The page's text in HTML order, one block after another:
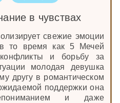
в чувствах
свежие эмоции
в то время как 5 Мечей
и борьбу за
молодая девушка
другу в романтическом
поддержки она
и даже